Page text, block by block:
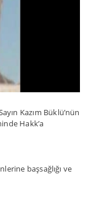
Kazım Büklü’nün
Hakk’a
başsağlığı ve